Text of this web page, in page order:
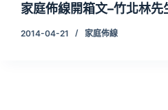
家庭佈線開箱文–竹北林先
2014-04-21 家庭佈線